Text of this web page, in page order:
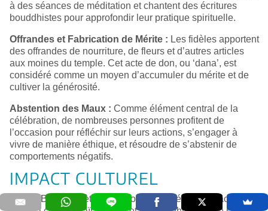
à des séances de méditation et chantent des écritures
bouddhistes pour approfondir leur pratique spirituelle.
Offrandes et Fabrication de Mérite : Les fidèles apportent
des offrandes de nourriture, de fleurs et d’autres articles
aux moines du temple. Cet acte de don, ou ‘dana’, est
considéré comme un moyen d’accumuler du mérite et de
cultiver la générosité.
Abstention des Maux : Comme élément central de la
célébration, de nombreuses personnes profitent de
l’occasion pour réfléchir sur leurs actions, s’engager à
vivre de manière éthique, et résoudre de s’abstenir de
comportements négatifs.
IMPACT CULTUREL
Makha Bucha reflète la relation profondément enracinée